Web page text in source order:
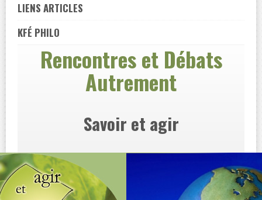
LIENS ARTICLES
KFÉ PHILO
Rencontres et Débats
Autrement
Savoir et agir